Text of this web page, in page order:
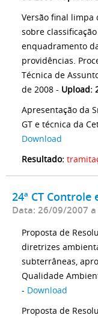
Versão final limpa
sobre
enquadramento
providências.
Técnica de
de 2008 - Upload:
Apresentação da
GT e técnica da
Download
Resultado:
24ª CT
Data: 26/09/2007
Proposta de
diretrizes
subterrâneas,
Qualidade
- Download
Proposta de